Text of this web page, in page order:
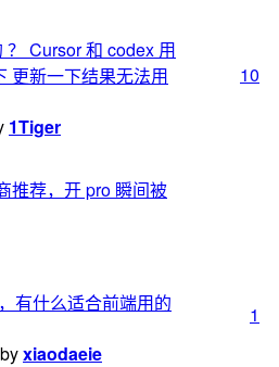
Cursor 和 codex 用
更新一下结果无法用
1Tiger
10
推荐，开 pro 瞬间被
有什么适合前端用的
xiaodaeie
1